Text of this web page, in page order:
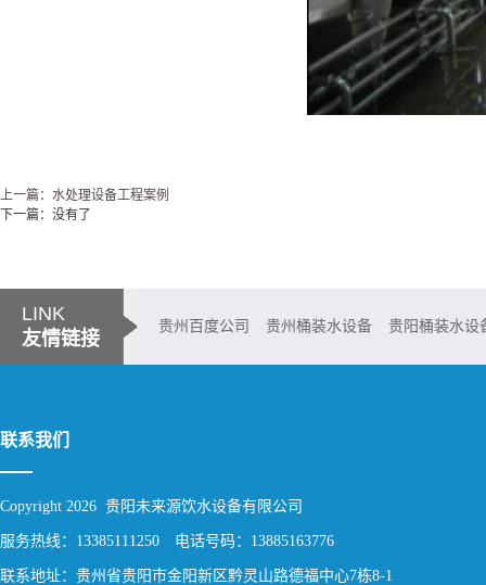
上一篇：水处理设备工程案例
下一篇：没有了
LINK
友情链接
贵州百度公司 贵州桶装水设备 贵阳桶装水设
联系我们
Copyright 2026 贵阳未来源饮水设备有限公司
服务热线：13385111250 电话号码：13885163776
联系地址：贵州省贵阳市金阳新区黔灵山路德福中心7栋8-1